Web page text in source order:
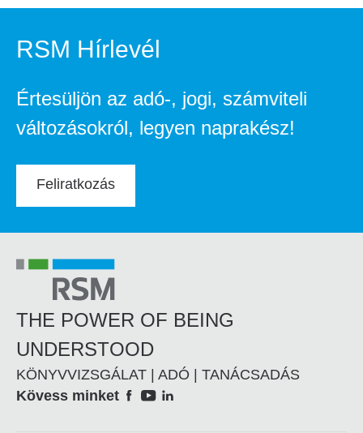
RSM Hírlevél
Értesüljön az adó-, jogi, számviteli
változásokról, legyen naprakész!
Feliratkozás
THE POWER OF BEING
UNDERSTOOD
KÖNYVVIZSGÁLAT | ADÓ | TANÁCSADÁS
Social
Kövess minket